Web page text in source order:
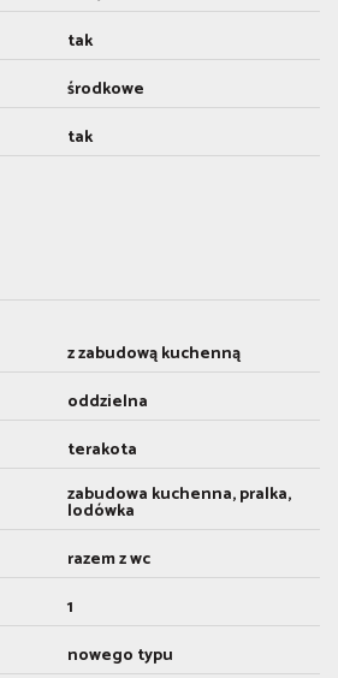
tak
środkowe
tak
z zabudową kuchenną
oddzielna
terakota
zabudowa kuchenna, pralka,
lodówka
razem z wc
1
nowego typu